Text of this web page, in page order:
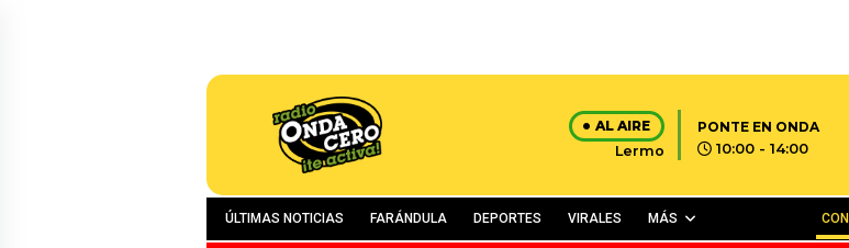
AL AIRE
Lermo
PONTE EN ONDA
10:00 - 14:00
ÚLTIMAS NOTICIAS FARÁNDULA DEPORTES VIRALES MÁS